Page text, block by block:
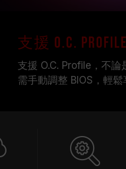
支援 O.C.
支援 O.C. Profile，不
需手動調整 BIOS，輕鬆